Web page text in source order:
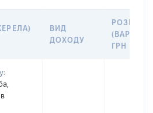
ВИД
ДОХОДУ
РОЗМІР
ГРН